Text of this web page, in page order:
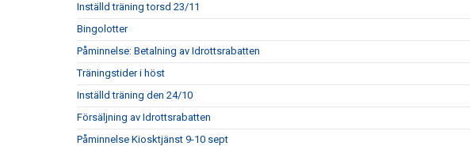
Inställd träning torsd 23/11
Bingolotter
Påminnelse: Betalning av Idrottsrabatten
Träningstider i höst
Inställd träning den 24/10
Försäljning av Idrottsrabatten
Påminnelse Kiosktjänst 9-10 sept